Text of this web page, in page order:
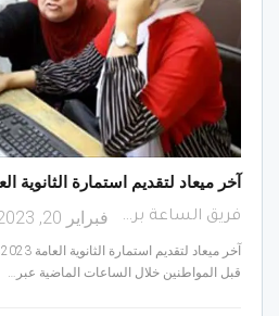
آخر ميعاد لتقديم استمارة الثانوية العامة 2023.. الحق
فريق الساعة برس فبراير 20, 2023
قبل المواطنين خلال الساعات الماضية عبر…